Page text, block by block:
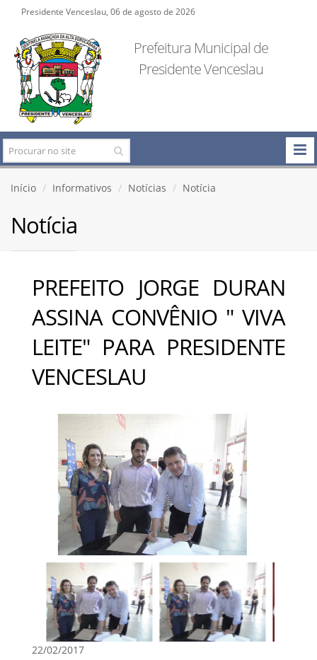
Presidente Venceslau, 06 de agosto de 2026
Prefeitura Municipal de
Presidente Venceslau
Início Informativos Notícias Notícia
Notícia
PREFEITO JORGE DURAN
ASSINA CONVÊNIO " VIVA
LEITE" PARA PRESIDENTE
VENCESLAU
22/02/2017